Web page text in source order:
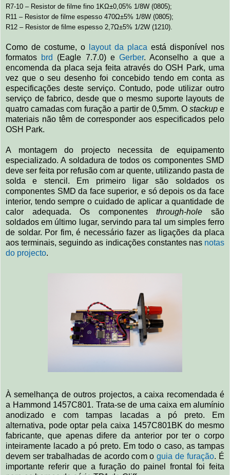
R7-10 – Resistor de filme fino 1KΩ±0,05% 1/8W (0805);
R11 – Resistor de filme espesso 470Ω±5% 1/8W (0805);
R12 – Resistor de filme espesso 2,7Ω±5% 1/2W (1210).
Como de costume, o layout da placa está disponível nos
formatos brd (Eagle 7.7.0) eGerber. Aconselho a que a
encomenda da placa seja feita através do OSH Park, uma
vez que o seu desenho foi concebido tendo em conta as
especificações deste serviço. Contudo, pode utilizar outro
serviço de fabrico, desde que o mesmo suporte layouts de
quatro camadas com furação a partir de 0,5mm. O stackupe
materiais não têm de corresponder aos especificados pelo
OSH Park.
A montagem do projecto necessita de equipamento
especializado. A soldadura de todos os componentes SMD
deve ser feita por refusão com ar quente, utilizando pasta de
solda e stencil. Em primeiro ligar são soldados os
componentes SMD da face superior, e só depois os da face
interior, tendo sempre o cuidado de aplicar a quantidade de
calor adequada. Os componentesthrough-hole são
soldados em último lugar, servindo para tal um simples ferro
de soldar. Por fim, é necessário fazer as ligações da placa
aos terminais, seguindo as indicações constantes nas notas
do projecto.
À semelhança de outros projectos, a caixa recomendada é
a Hammond 1457C801. Trata-se de uma caixa em alumínio
anodizado e com tampas lacadas a pó preto. Em
alternativa, pode optar pela caixa 1457C801BK do mesmo
fabricante, que apenas difere da anterior por ter o corpo
inteiramente lacado a pó preto. Em todo o caso, as tampas
devem ser trabalhadas de acordo com oguia de furação. É
importante referir que a furação do painel frontal foi feita